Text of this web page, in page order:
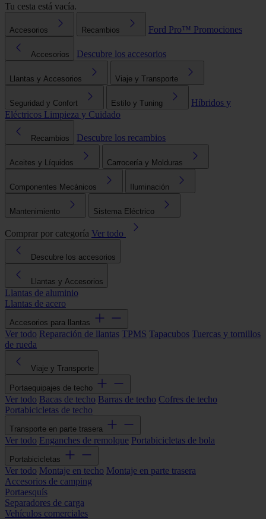
Tu cesta está vacía.
Accesorios Recambios Ford Pro™ Promociones
Accesorios Descubre los accesorios
Llantas y Accesorios Viaje y Transporte
Seguridad y Confort Estilo y Tuning
Híbridos y
Eléctricos Limpieza y Cuidado
Recambios Descubre los recambios
Aceites y Líquidos Carrocería y Molduras
Componentes Mecánicos Iluminación
Mantenimiento Sistema Eléctrico
Comprar por categoría Ver todo
Descubre los accesorios
Llantas y Accesorios
Llantas de aluminio
Llantas de acero
Accesorios para llantas
Ver todo Reparación de llantas TPMS Tapacubos Tuercas y tornillos
de rueda
Viaje y Transporte
Portaequipajes de techo
Ver todo Bacas de techo Barras de techo Cofres de techo
Portabicicletas de techo
Transporte en parte trasera
Ver todo Enganches de remolque Portabicicletas de bola
Portabicicletas
Ver todo Montaje en techo Montaje en parte trasera
Accesorios de camping
Portaesquís
Separadores de carga
Vehículos comerciales